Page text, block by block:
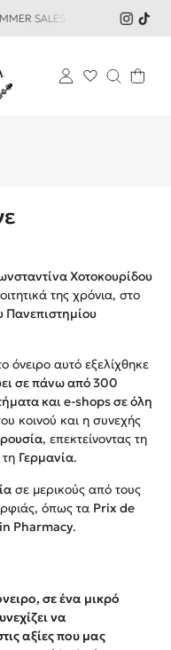
-35% ΔΩΡΕΑΝ
Χοτοκουρίδου
της χρόνια, στο
Πανεπιστημίου
αυτό εξελίχθηκε
σε πάνω από 300
και e-shops σε όλη
κοινού και η συνεχής
, επεκτείνοντας τη
τη Γερμανία.
σε μερικούς από τους
όπως τα Prix de
Pharmacy.
σε ένα μικρό
να
αξίες που μας